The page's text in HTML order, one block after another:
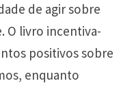
de agir sobre
O livro incentiva-
positivos sobre
enquanto